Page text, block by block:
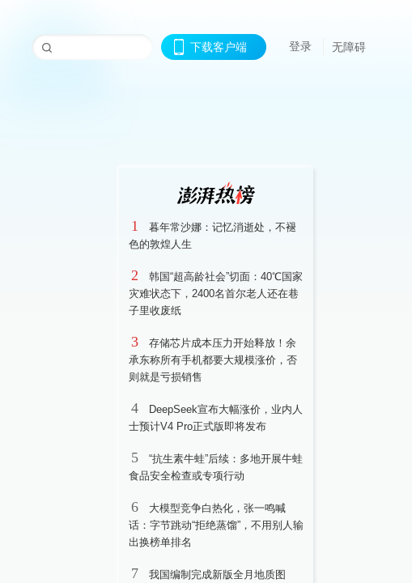
下载客户端 登录 无障碍
1
暮年常沙娜：记忆消逝处，不褪
色的敦煌人生
2
韩国“超高龄社会”切面：40℃国家
灾难状态下，2400名首尔老人还在巷
子里收废纸
3
存储芯片成本压力开始释放！余
承东称所有手机都要大规模涨价，否
则就是亏损销售
4
DeepSeek宣布大幅涨价，业内人
士预计V4 Pro正式版即将发布
5
“抗生素牛蛙”后续：多地开展牛蛙
食品安全检查或专项行动
6
大模型竞争白热化，张一鸣喊
话：字节跳动“拒绝蒸馏”，不用别人输
出换榜单排名
7 我国编制完成新版全月地质图